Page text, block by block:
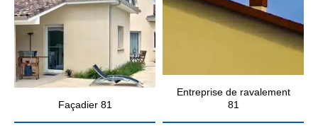
Façadier 81
Entreprise de ravalement
81